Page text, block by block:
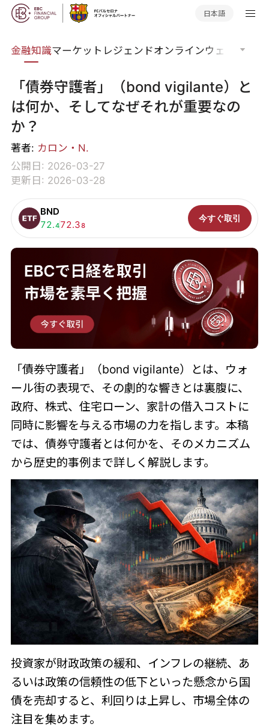
日本語
金融知識マーケットレジェンドオンラインウェビナー
「債券守護者」（bond vigilante）と
は何か、そしてなぜそれが重要なの
か？
著者: カロン・N.
公開日: 2026-03-27
更新日: 2026-03-28
BND
買い:
72.4売り:
72.38
今すぐ取引
「債券守護者」（bond vigilante）とは、ウォ
ール街の表現で、その劇的な響きとは裏腹に、
政府、株式、住宅ローン、家計の借入コストに
同時に影響を与える市場の力を指します。本稿
では、債券守護者とは何かを、そのメカニズム
から歴史的事例まで詳しく解説します。
投資家が財政政策の緩和、インフレの継続、あ
るいは政策の信頼性の低下といった懸念から国
債を売却すると、利回りは上昇し、市場全体の
注目を集めます。